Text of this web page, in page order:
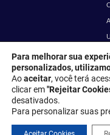
Estatística
EMES
Endereço: Rua
Para melhorar sua
personalizados,
Aoaceitar, você terá
clicar em"Rejeitar
desativados.
Para personalizar suas